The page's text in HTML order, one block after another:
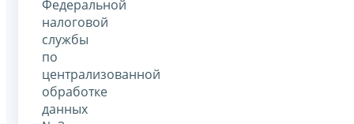
Федеральной
налоговой
службы
по
централизованной
обработке
данных